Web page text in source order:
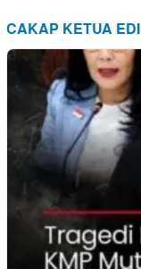
CAKAP KETUA EDI